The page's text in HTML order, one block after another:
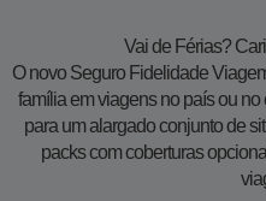
Vai de Férias?
O novo Seguro Fidelidade
família em viagens no país ou
para um alargado conjunto de
packs com coberturas